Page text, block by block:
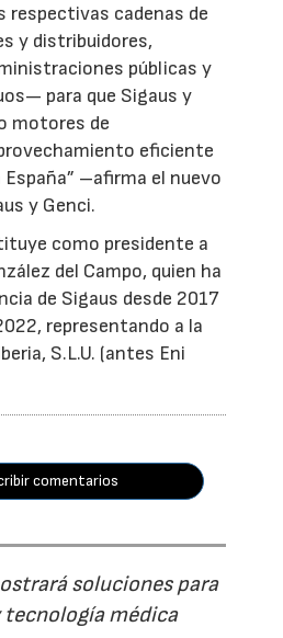
respectivas cadenas de
y distribuidores,
públicas y
para que Sigaus y
motores de
eficiente
–afirma el nuevo
y Genci.
como presidente a
del Campo, quien ha
de Sigaus desde 2017
representando a la
S.L.U. (antes Eni
comentarios
soluciones para
tecnología médica